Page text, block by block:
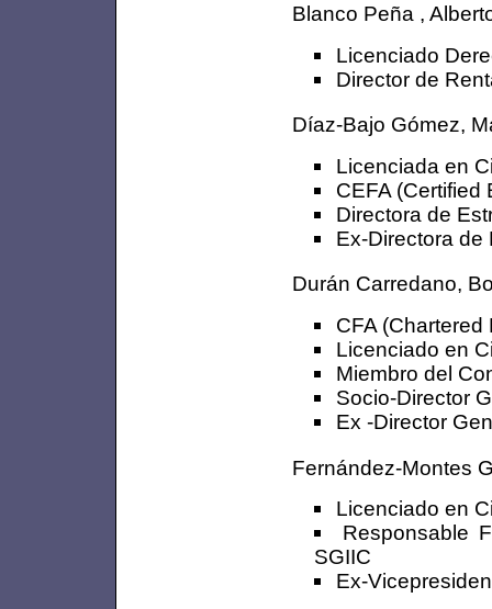
Blanco Peña ,
Licenciado
Director de
Díaz-Bajo Gómez,
Licenciada en
CEFA (Certified
Directora de
Ex-Directora de
Durán Carredano,
CFA (Chartered
Licenciado en
Miembro del
Socio-Director
Ex -Director
Fernández-Montes
Licenciado en
Responsable
SGIIC
Ex-